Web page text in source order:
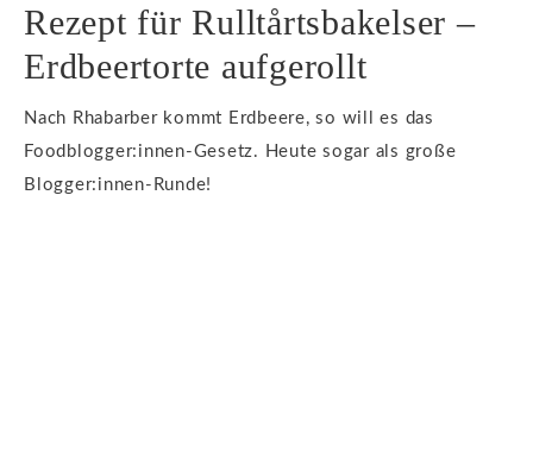
Rezept für Rulltårtsbakelser –
Erdbeertorte aufgerollt
Nach Rhabarber kommt Erdbeere, so will es das
Foodblogger:innen-Gesetz. Heute sogar als große
Blogger:innen-Runde!